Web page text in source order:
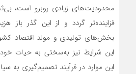
محدودیت‌های زیادی روبرو است،
فزاینده‌تر گردد و از این گذر باز
بخش‌های تولیدی و مولد اقتصاد
این شرایط نیز به‌سختی به حیات
این موارد در فرآیند تصمیم‌گیری به